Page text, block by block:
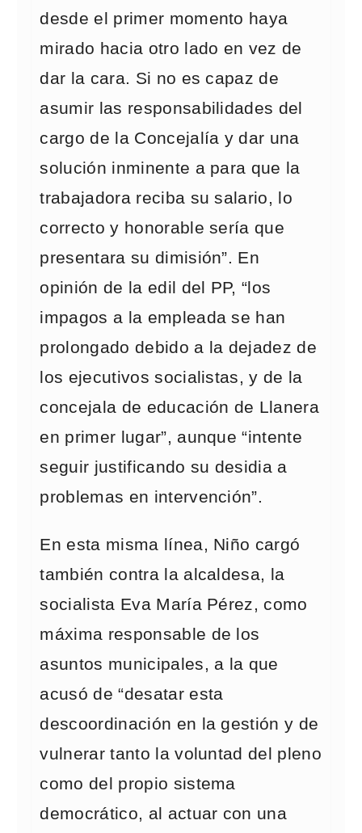
desde el primer momento haya
mirado hacia otro lado en vez de
dar la cara. Si no es capaz de
asumir las responsabilidades del
cargo de la Concejalía y dar una
solución inminente a para que la
trabajadora reciba su salario, lo
correcto y honorable sería que
presentara su dimisión”. En
opinión de la edil del PP, “los
impagos a la empleada se han
prolongado debido a la dejadez de
los ejecutivos socialistas, y de la
concejala de educación de Llanera
en primer lugar”, aunque “intente
seguir justificando su desidia a
problemas en intervención”.
En esta misma línea, Niño cargó
también contra la alcaldesa, la
socialista Eva María Pérez, como
máxima responsable de los
asuntos municipales, a la que
acusó de “desatar esta
descoordinación en la gestión y de
vulnerar tanto la voluntad del pleno
como del propio sistema
democrático, al actuar con una